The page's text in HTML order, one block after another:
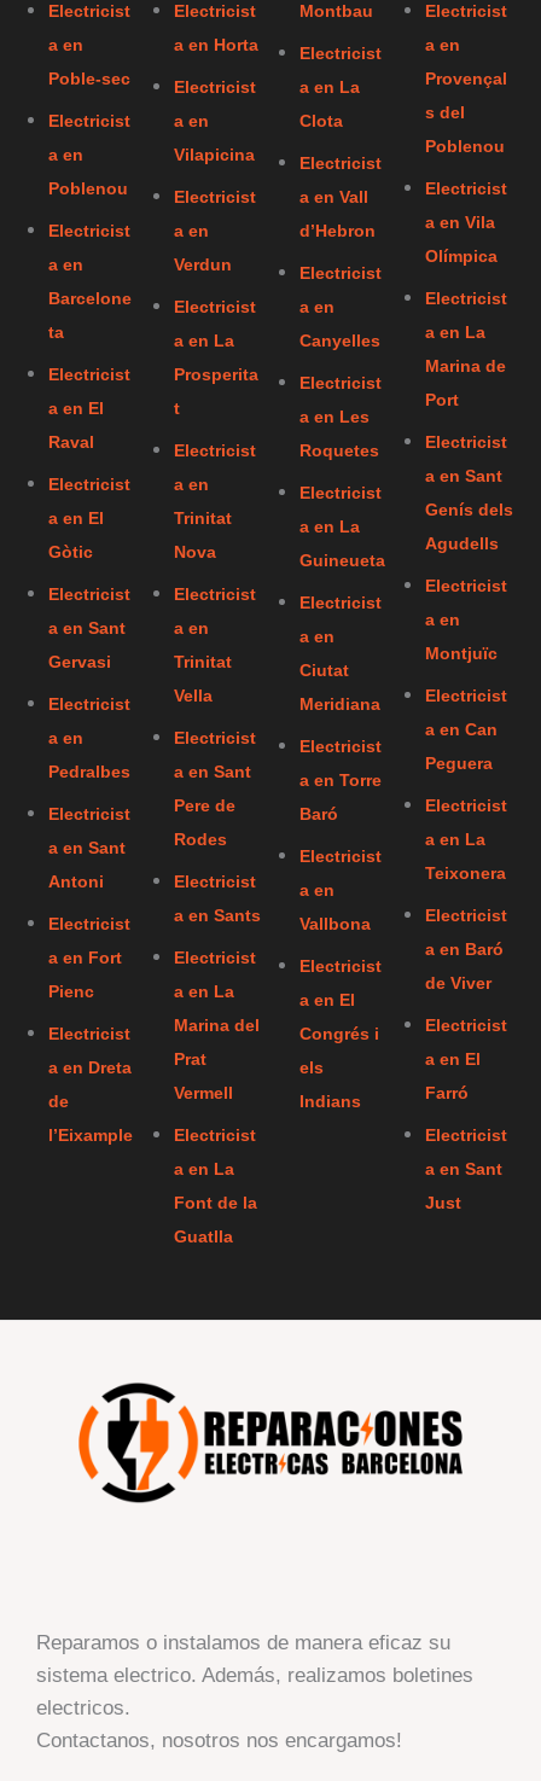
Electricist
a en
Poble-sec
Electricist
a en
Poblenou
Electricist
a en
Barcelone
ta
Electricist
a en El
Raval
Electricist
a en El
Gòtic
Electricist
a en Sant
Gervasi
Electricist
a en
Pedralbes
Electricist
a en Sant
Antoni
Electricist
a en Fort
Pienc
Electricist
a en Dreta
de
l’Eixample
Electricist
a en Horta
Electricist
a en
Vilapicina
Electricist
a en
Verdun
Electricist
a en La
Prosperita
t
Electricist
a en
Trinitat
Nova
Electricist
a en
Trinitat
Vella
Electricist
a en Sant
Pere de
Rodes
Electricist
a en Sants
Electricist
a en La
Marina del
Prat
Vermell
Electricist
a en La
Font de la
Guatlla
Montbau
Electricist
a en La
Clota
Electricist
a en Vall
d’Hebron
Electricist
a en
Canyelles
Electricist
a en Les
Roquetes
Electricist
a en La
Guineueta
Electricist
a en
Ciutat
Meridiana
Electricist
a en Torre
Baró
Electricist
a en
Vallbona
Electricist
a en El
Congrés i
els
Indians
Electricist
a en
Provençal
s del
Poblenou
Electricist
a en Vila
Olímpica
Electricist
a en La
Marina de
Port
Electricist
a en Sant
Genís dels
Agudells
Electricist
a en
Montjuïc
Electricist
a en Can
Peguera
Electricist
a en La
Teixonera
Electricist
a en Baró
de Viver
Electricist
a en El
Farró
Electricist
a en Sant
Just
Reparamos o instalamos de manera eficaz su
sistema electrico. Además, realizamos boletines
electricos.
Contactanos, nosotros nos encargamos!